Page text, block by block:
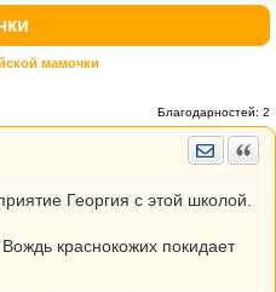
мамочки
Благодарностей: 2
Георгия с этой школой.
краснокожих покидает